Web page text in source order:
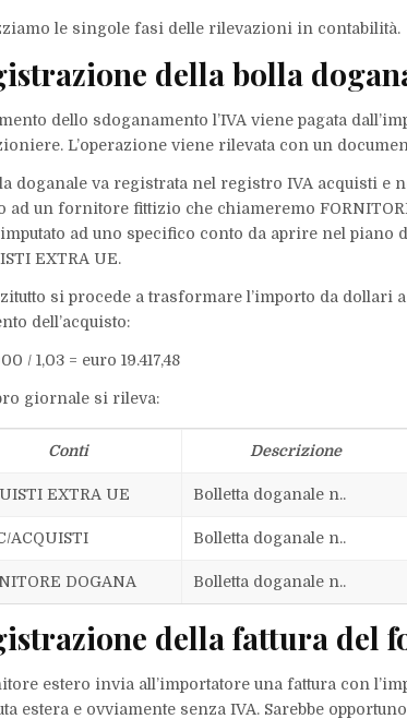
le singole fasi delle rilevazioni in contabilità.
della bolla
dello sdoganamento l’IVA viene pagata
L’operazione viene rilevata con un
doganale va registrata nel registro IVA acquisti e
ad un fornitore fittizio che chiameremo
ad uno specifico conto da aprire nel piano
EXTRA UE.
si procede a trasformare l’importo da dollari
dell’acquisto:
/ 1,03 = euro 19.417,48
giornale si rileva:
Conti Descrizione
EXTRA UE Bolletta doganale n..
ACQUISTI Bolletta doganale n..
DOGANA Bolletta doganale n..
della fattura del
estero invia all’importatore una fattura con
estera e ovviamente senza IVA. Sarebbe